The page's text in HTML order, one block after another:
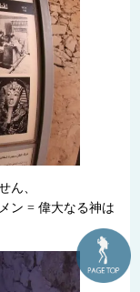
ん、
ン = 偉大なる神は